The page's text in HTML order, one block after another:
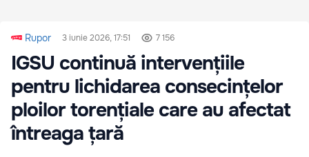
Rupor 3 iunie 2026, 17:51 7 156
IGSU continuă intervențiile
pentru lichidarea consecințelor
ploilor torențiale care au afectat
întreaga țară